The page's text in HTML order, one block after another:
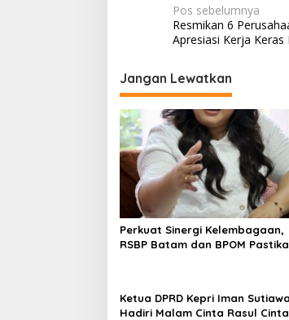
N
a
i
g
a
s
i
p
o
s
Pos sebelumnya
Resmikan 6
Apresiasi Kerja Keras
Jangan Lewatkan
Perkuat Sinergi Kelembagaan,
RSBP Batam dan BPOM
Ketua DPRD Kepri Iman
Hadiri Malam Cinta Rasul Cinta